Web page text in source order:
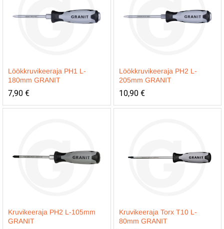
Löökkruvikeeraja PH1 L-
180mm GRANIT
7,90 €
Löökkruvikeeraja PH2 L-
205mm GRANIT
10,90 €
Kruvikeeraja PH2 L-105mm
GRANIT
Kruvikeeraja Torx T10 L-
80mm GRANIT